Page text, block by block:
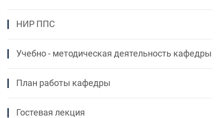
НИР ППС
Учебно - методическая деятельность кафедры
План работы кафедры
Гостевая лекция